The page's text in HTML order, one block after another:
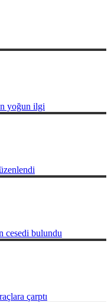
yoğun ilgi
cesedi bulundu
çarptı